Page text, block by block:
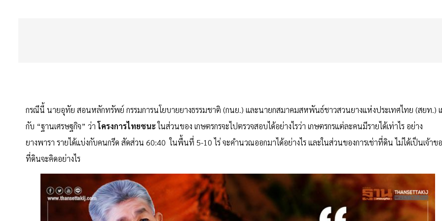
กรณีนี้ นายอุทัย สอนหลักทรัพย์ กรรมการนโยบายยางธรรมชาติ (กนย.) และนายกสมาคมสหพันธ์ชาวสวนยางแห่งประเทศไทย (สยท.) เ
กับ “ฐานเศรษฐกิจ” ว่า โครงการไทยชนะในส่วนของ เกษตรกรจะไปตรวจสอบได้อย่างไรว่า เกษตรกรแต่ละคนมีรายได้เท่าไร อย่าง
ยางพารา รายได้แบ่งกับคนกรีด สัดส่วน 60:40 ในพื้นที่ 5-10 ไร่ จะคำนวณออกมาได้อย่างไร และในส่วนของการเช่าที่ดิน ไม่ได้เป็นเจ้าข
ที่ดินจะคิดอย่างไร